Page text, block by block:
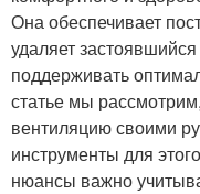
Она обеспечивает
удаляет
поддерживать
статье мы
вентиляцию своими
инструменты для
нюансы важно